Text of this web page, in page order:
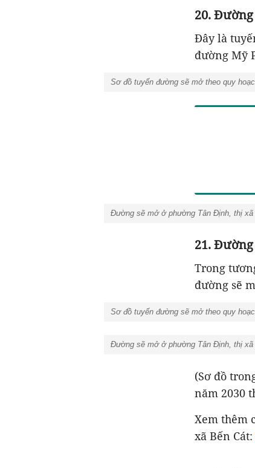
20.
Đây là
đường Mỹ
Sơ đồ tuyến đường sẽ mở theo quy
Đường sẽ mở ở phường Tân Định, thị xã
21.
Trong
đường sẽ
Sơ đồ tuyến đường sẽ mở theo quy
Đường sẽ mở ở phường Tân Định, thị xã
(Sơ đồ
năm 2030
Xem thêm
xã Bến Cát: